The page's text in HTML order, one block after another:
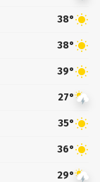
38°
38°
39°
27°
35°
36°
29°